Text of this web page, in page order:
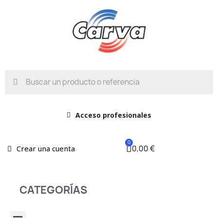
Acceso profesionales
Crear una cuenta 0,00 €
CATEGORÍAS